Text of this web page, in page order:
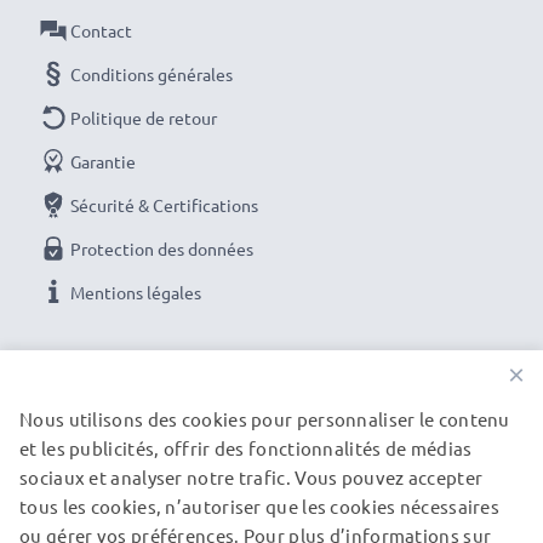
Caractéristiques :
Matière:Plastique
Forme:
Fleur / Tulipe / Pétale baïonnette Pare-soleil de
CELLONIC. Commandez maintenant pour une
livraison rapide et une garantie de 3 ans !
Contact
Conditions générales
Politique de retour
Garantie
Sécurité & Certifications
Protection des données
Mentions légales
NOS PARTENAIRES DE LIVRAISON
×
Nous utilisons des cookies pour personnaliser le contenu
et les publicités, offrir des fonctionnalités de médias
sociaux et analyser notre trafic. Vous pouvez accepter
tous les cookies, n’autoriser que les cookies nécessaires
ou gérer vos préférences. Pour plus d’informations sur